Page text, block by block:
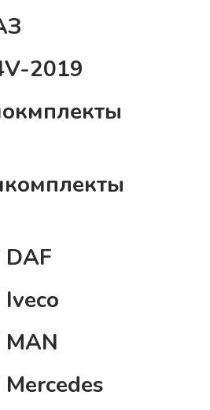
2019
DAF
Iveco
MAN
Mercedes